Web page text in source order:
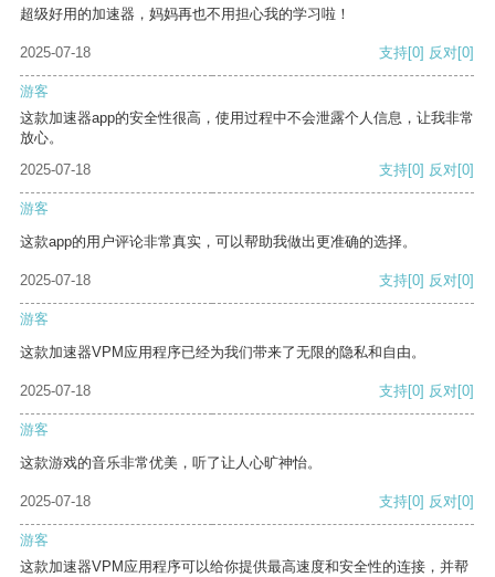
超级好用的加速器，妈妈再也不用担心我的学习啦！
2025-07-18 支持[0] 反对[0]
游客
这款加速器app的安全性很高，使用过程中不会泄露个人信息，让我非常
放心。
2025-07-18
支持[0] 反对[0]
游客
这款app的用户评论非常真实，可以帮助我做出更准确的选择。
2025-07-18 支持[0] 反对[0]
游客
这款加速器VPM应用程序已经为我们带来了无限的隐私和自由。
2025-07-18 支持[0] 反对[0]
游客
这款游戏的音乐非常优美，听了让人心旷神怡。
2025-07-18 支持[0] 反对[0]
游客
这款加速器VPM应用程序可以给你提供最高速度和安全性的连接，并帮